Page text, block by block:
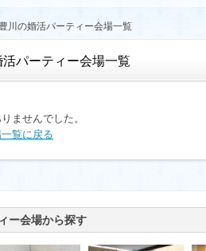
川の婚活パーティー会場一覧
活パーティー会場一覧
ませんでした。
覧に戻る
ー会場から探す